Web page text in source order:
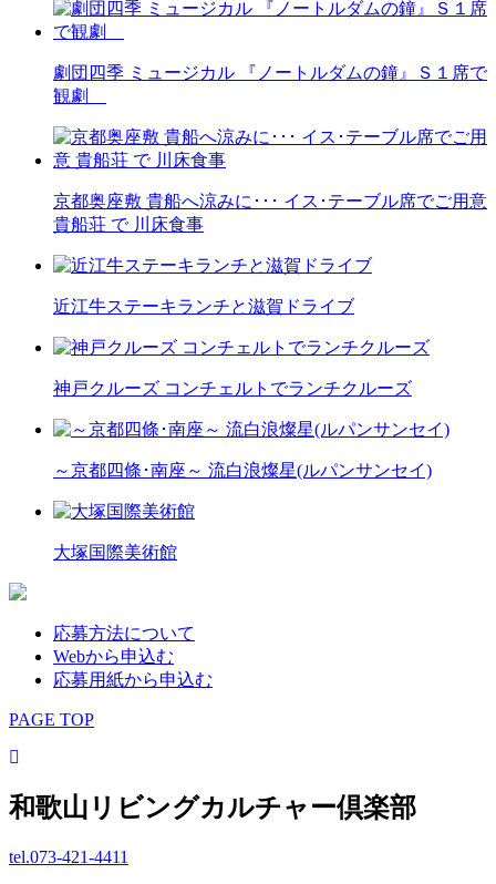
劇団四季 ミュージカル 『ノートルダムの鐘』Ｓ１席で
観劇
京都奥座敷 貴船へ涼みに･･･ イス･テーブル席でご用意
貴船荘 で 川床食事
近江牛ステーキランチと滋賀ドライブ
神戸クルーズ コンチェルトでランチクルーズ
～京都四條･南座～ 流白浪燦星(ルパンサンセイ)
大塚国際美術館
応募方法について
Webから申込む
応募用紙から申込む
PAGE TOP
和歌山リビングカルチャー倶楽部
tel.073-421-4411